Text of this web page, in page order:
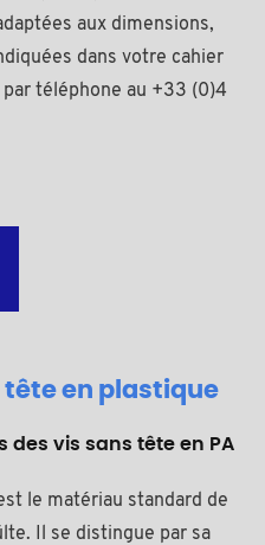
aux dimensions,
dans votre cahier
téléphone au +33 (0)4
tête en plastique
des vis sans tête en PA
le matériau standard de
Il se distingue par sa